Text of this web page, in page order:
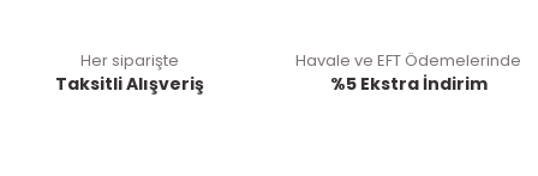
Her siparişte
Taksitli Alışveriş
Havale ve EFT Ödemelerinde
%5 Ekstra İndirim